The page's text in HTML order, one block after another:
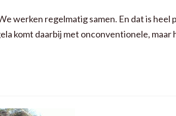
werken regelmatig samen. En dat is heel
komt daarbij met onconventionele,